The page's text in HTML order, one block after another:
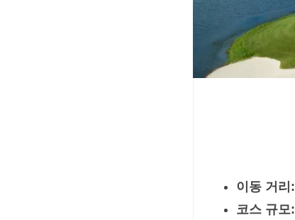
이동 거리:
코스 규모: